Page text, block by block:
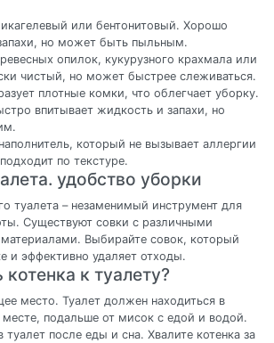
или бентонитовый. Хорошо
но может быть пыльным.
опилок, кукурузного крахмала или
чистый, но может быстрее слеживаться.
плотные комки, что облегчает уборку.
впитывает жидкость и запахи, но
который не вызывает аллергии
по текстуре.
удобство уборки
туалета – незаменимый инструмент для
Существуют совки с различными
Выбирайте совок, который
и эффективно удаляет отходы.
к туалету?
место. Туалет должен находиться в
подальше от мисок с едой и водой.
туалет после еды и сна. Хвалите котенка за